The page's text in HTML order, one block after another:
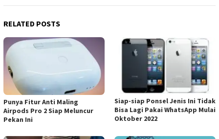
RELATED POSTS
Punya Fitur Anti Maling
Airpods Pro 2 Siap Meluncur
Pekan Ini
Siap-siap Ponsel Jenis Ini Tidak
Bisa Lagi Pakai WhatsApp Mulai
Oktober 2022